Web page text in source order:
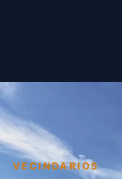
VECINDARIOS